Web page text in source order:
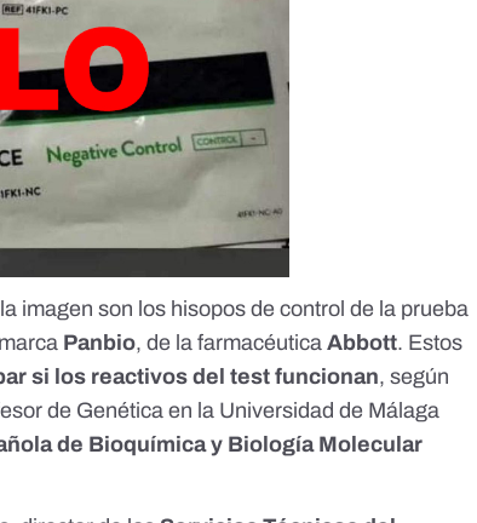
imagen son los hisopos de control de la prueba
Panbio, de la farmacéuticaAbbott. Estos
si los reactivos del test funcionan, según
de Genética en la Universidad de Málaga
de Bioquímica y Biología Molecular